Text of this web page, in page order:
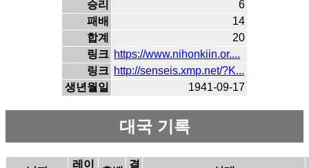
승리
6
패배
14
합계
20
링크 https://www.nihonkiin.or....
링크 http://senseis.xmp.net/?K...
생년월일
1941-09-17
대국 기록
레이
결